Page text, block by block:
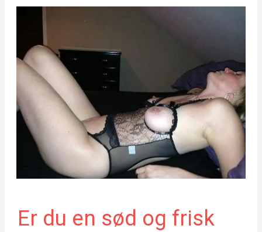
Er du en sød og frisk